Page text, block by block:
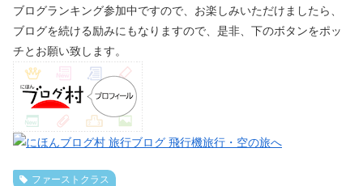
ブログランキング参加中ですので、お楽しみいただけましたら、
ブログを続ける励みにもなりますので、是非、下のボタンをポッ
チとお願い致します。
ファーストクラス